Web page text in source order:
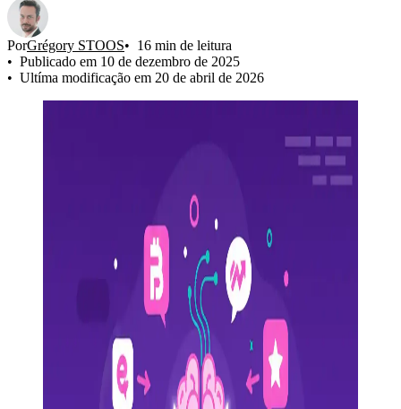
PorGrégory STOOS
16 min de leitura
Publicado em 10 de dezembro de 2025
Ultíma modificação em 20 de abril de 2026